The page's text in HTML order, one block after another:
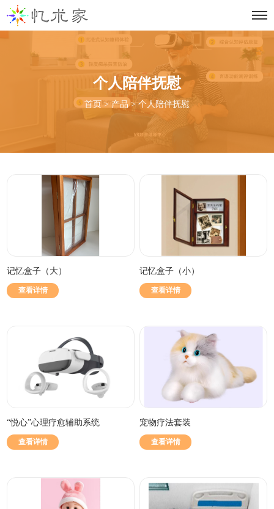
个人陪伴抚慰
首页> 产品>个人陪伴抚慰
记忆盒子（大）
查看详情
记忆盒子（小）
查看详情
“悦心”心理疗愈辅助系统
查看详情
宠物疗法套装
查看详情